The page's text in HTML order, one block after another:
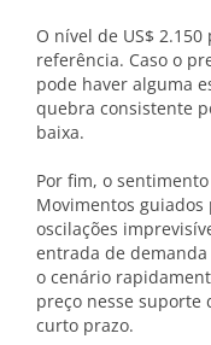
O nível de US$
referência. Caso o
pode haver alguma
quebra consistente
baixa.
Por fim, o
Movimentos
oscilações
entrada de
o cenário
preço nesse suporte
curto prazo.